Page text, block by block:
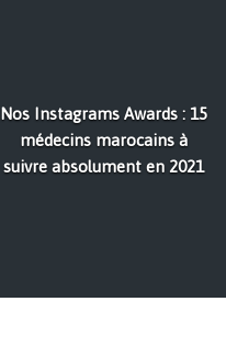
Nos Instagrams Awards : 15
médecins marocains à
suivre absolument en 2021